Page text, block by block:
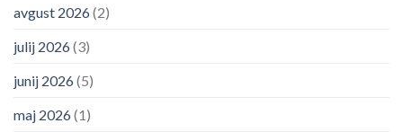
avgust 2026(2)
julij 2026(3)
junij 2026(5)
maj 2026(1)